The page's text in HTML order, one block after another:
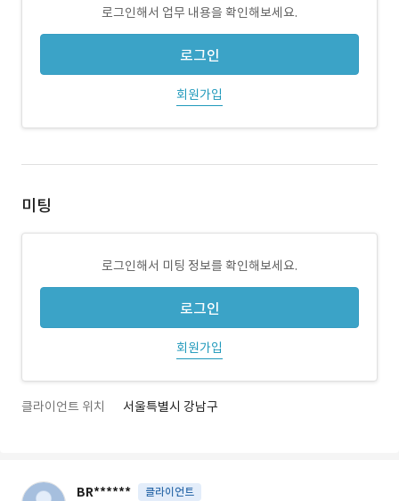
로그인해서 업무 내용을 확인해보세요.
로그인
회원가입
미팅
로그인해서 미팅 정보를 확인해보세요.
로그인
회원가입
클라이언트 위치 서울특별시 강남구
BR****** 클라이언트